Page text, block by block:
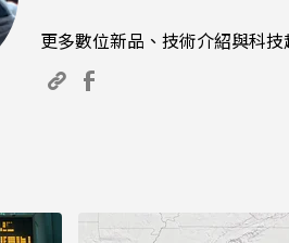
更多數位新品、技術介紹與科技